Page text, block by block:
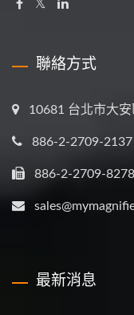
聯絡方式
10681 台北市大
886-2-2709-2137
886-2-2709-8278
最新消息